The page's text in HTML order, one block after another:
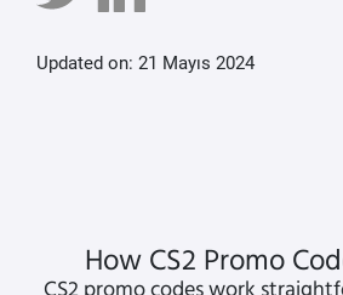
Updated on: 21 Mayıs 2024
How CS2 Promo